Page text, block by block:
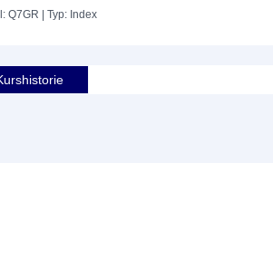
Q7GR | Typ: Index